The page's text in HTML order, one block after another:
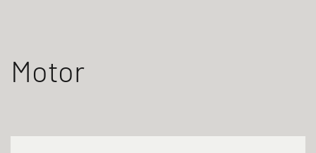
Motor